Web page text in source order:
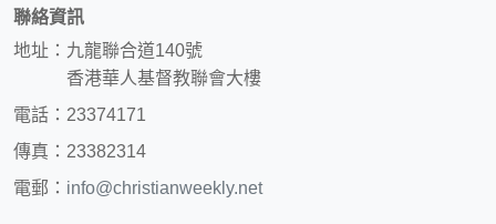
聯絡資訊
地址：九龍聯合道140號
香港華人基督教聯會大樓
電話：23374171
傳真：23382314
電郵： info@christianweekly.net